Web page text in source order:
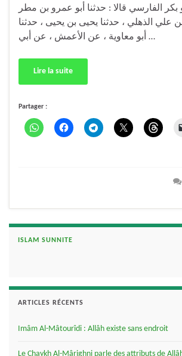
بكر الفارسي قالا : حدثنا أبو عمرو بن مطر
بن علي الذهلي ، حدثنا يحيى بن يحيى ، حدثنا
أبو معاوية ، عن الأعمش ، عن أبي …
Lire la suite
Partager :
ISLAM SUNNITE
ARTICLES RÉCENTS
Imâm Al-Mâtourîdi : Allâh existe sans endroit
Le Chaykh Al-Mârighni parle des attributs de